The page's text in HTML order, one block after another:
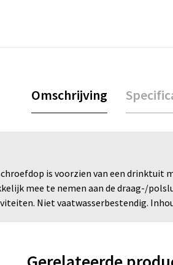
Omschrijving
is voorzien van een
mee te nemen aan de draag-/
Niet vaatwasserbestendig.